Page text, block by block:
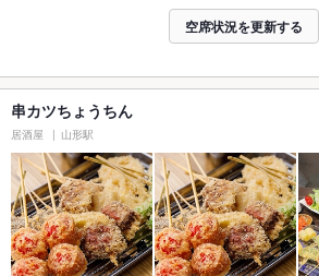
空席状況を更新する
串カツちょうちん
居酒屋 山形駅